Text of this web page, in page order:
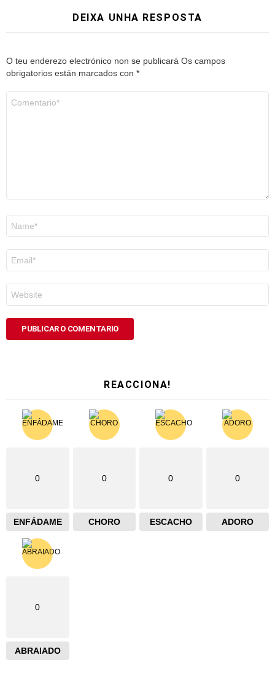
DEIXA UNHA RESPOSTA
O teu enderezo electrónico non se publicará Os campos
obrigatorios están marcados con *
electrónico
*
REACCIONA!
0
ENFÁDAME
0
CHORO
0
ESCACHO
0
ADORO
0
ABRAIADO